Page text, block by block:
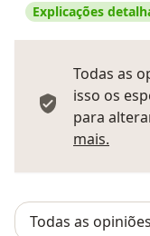
Explicações
Todas as
isso os
para
mais.